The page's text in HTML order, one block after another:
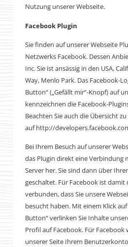
Nutzung unserer Webseite.
Facebook Plugin
Sie finden auf unserer Webseite
Netzwerks Facebook. Dessen
Inc. Sie ist ansässig in den USA,
Way, Menlo Park. Das Facebook-
Button“ („Gefällt mir“-Knopf) auf
kennzeichnen die Facebook-
Beachten Sie auch die Übersicht
auf http://
Bei Ihrem Besuch auf unserer
das Plugin direkt eine Verbindung
Server her. Sie sind dann über
geschaltet. Für Facebook ist
verbunden, dass Sie unsere
besucht haben. Mit einem Klick
Button“ verlinken Sie Inhalte
Profil auf Facebook. Für Facebook
unserer Seite Ihrem